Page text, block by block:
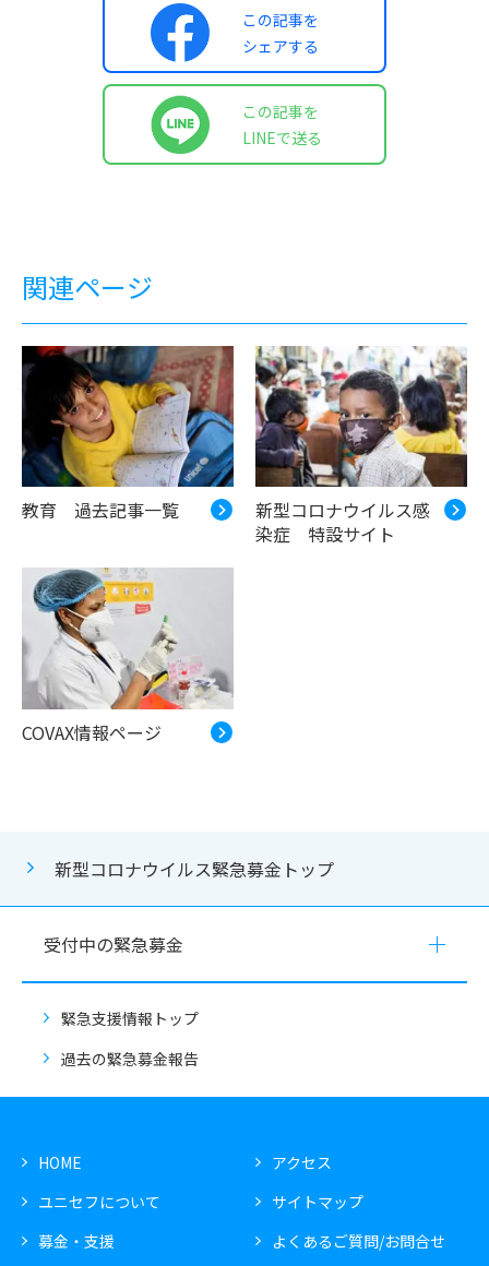
この記事を
シェアする
この記事を
LINEで送る
関連ページ
教育 過去記事一覧
新型コロナウイルス感
染症 特設サイト
COVAX情報ページ
新型コロナウイルス緊急募金トップ
受付中の緊急募金
緊急支援情報トップ
過去の緊急募金報告
HOME
ユニセフについて
募金・支援
アクセス
サイトマップ
よくあるご質問/お問合せ